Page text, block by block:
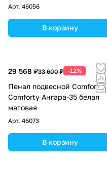
Арт. 46056
В корзину
29 568 ₽33 600 ₽ -12%
Пенал подвесной Comforty
Comforty Ангара-35 белая
матовая
Арт. 46073
В корзину